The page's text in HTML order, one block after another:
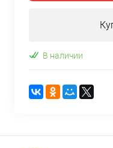
В наличии